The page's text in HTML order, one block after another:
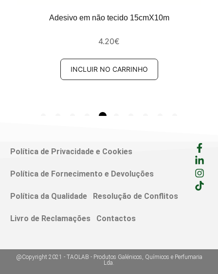
Adesivo em não tecido 15cmX10m
4.20€
INCLUIR NO CARRINHO
Política de Privacidade e Cookies
Política de Fornecimento e Devoluções
Política da Qualidade Resolução de Conflitos
Livro de Reclamações Contactos
@Copyright 2021 - TAOLAB - Produtos Galénicos, Químicos e Perfumaria
Lda.